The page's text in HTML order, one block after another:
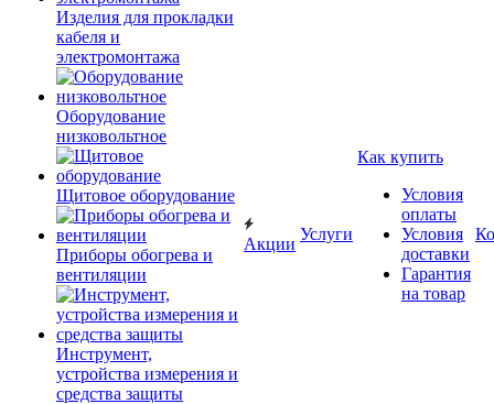
Изделия для прокладки
кабеля и
электромонтажа
Оборудование
низковольтное
Щитовое оборудование
Приборы обогрева и
вентиляции
Инструмент,
устройства измерения и
средства защиты
Акции
Услуги
Как купить
Условия
оплаты
Условия
доставки
Гарантия
на товар